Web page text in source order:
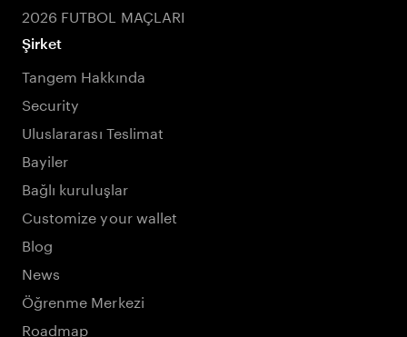
2026 FUTBOL MAÇLARI
Şirket
Tangem Hakkında
Security
Uluslararası Teslimat
Bayiler
Bağlı kuruluşlar
Customize your wallet
Blog
News
Öğrenme Merkezi
Roadmap